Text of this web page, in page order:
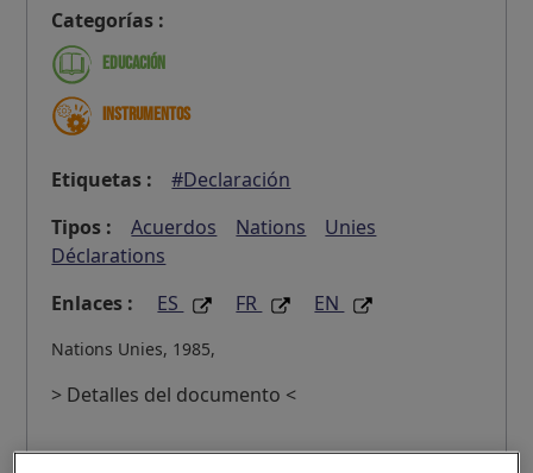
Categorías :
Educación
Instrumentos
Etiquetas :
#Declaración
Tipos :
Acuerdos Nations
Unies
Déclarations
Enlaces :
ES FR EN
Nations Unies, 1985,
> Detalles del documento <